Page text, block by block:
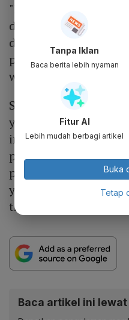
"PTBA tidak pernah
dividen. Perusahaan
dan mendengarkan
pemegang saham,"
wartawan di Jakarta,
Sebagai informasi,
yang diatribusikan
induk Rp 6,1 triliun.
perusahaan pelat
per 2023 jika
yang sama tahun
triliun.
Baca artikel ini
Tanpa Iklan
Baca berita lebih nyaman
Fitur AI
Lebih mudah berbagi artikel
Buka
Tetap